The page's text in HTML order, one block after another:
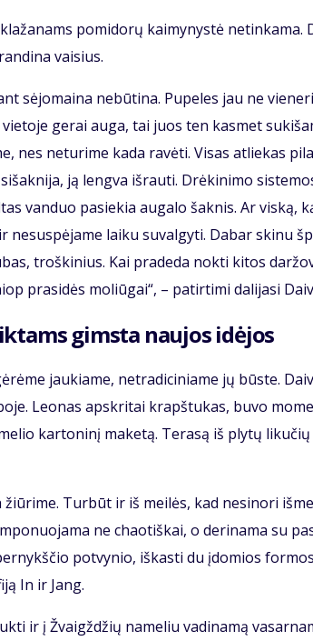
pomidorų kaimynystė
vaisius.
sėjomaina nebūtina. Pupeles jau ne
gerai auga, tai juos ten kasmet
nes neturime kada ravėti. Visas atliekas
ją lengva išrauti. Drėkinimo
vanduo pasiekia augalo šaknis. Ar viską,
nesuspėjame laiku suvalgyti. Dabar skinu
troškinius. Kai pradeda nokti kitos
prasidės moliūgai“, – patirtimi dalijasi
gimsta naujos idėjos
jaukiame, netradiciniame jų būste.
Leonas apskritai krapštukas, buvo
kartoninį maketą. Terasą iš plytų
žiūrime. Turbūt ir iš meilės, kad nesinori
ne chaotiškai, o derinama su
potvynio, iškasti du įdomios
In ir Jang.
ir į Žvaigždžių nameliu vadinamą